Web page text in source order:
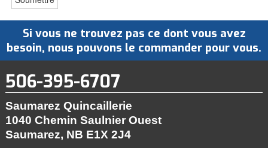
Si vous ne trouvez pas ce dont vous avez
besoin, nous pouvons le commander pour vous.
506-395-6707
Saumarez Quincaillerie
1040 Chemin Saulnier Ouest
Saumarez, NB E1X 2J4